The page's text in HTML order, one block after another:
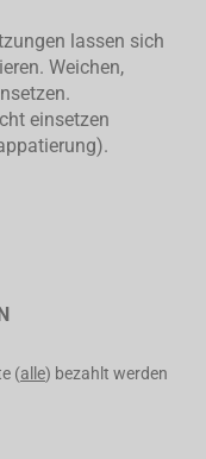
lassen sich
Weichen,
einsetzen
(alle) bezahlt werden